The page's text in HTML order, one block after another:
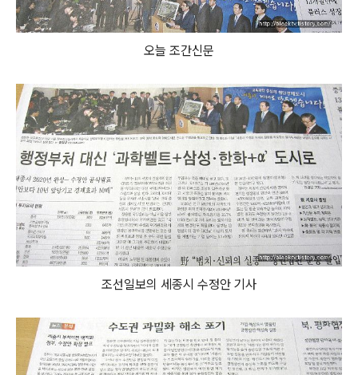
오늘 조간신문
조선일보의 세종시 수정안 기사